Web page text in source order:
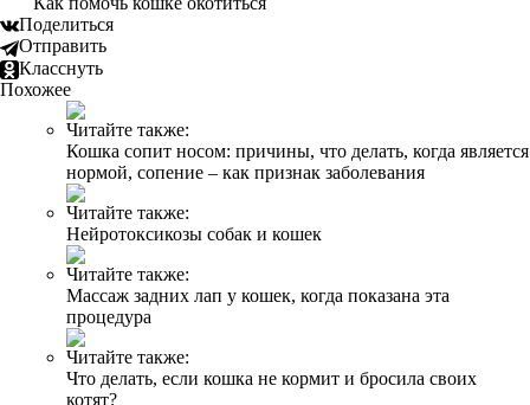
Поделиться
Отправить
Класснуть
Похожее
Читайте также:
Кошка сопит носом: причины, что делать, когда является
нормой, сопение – как признак заболевания
Читайте также:
Нейротоксикозы собак и кошек
Читайте также:
Массаж задних лап у кошек, когда показана эта
процедура
Читайте также:
Что делать, если кошка не кормит и бросила своих
котят?